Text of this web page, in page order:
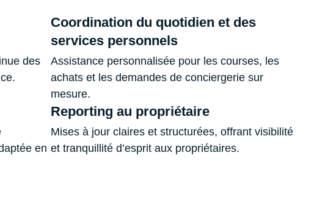
des
Coordination du quotidien et des
services personnels
Assistance personnalisée pour les courses, les
achats et les demandes de conciergerie sur
mesure.
en
Reporting au propriétaire
Mises à jour claires et structurées, offrant visibilité
et tranquillité d’esprit aux propriétaires.